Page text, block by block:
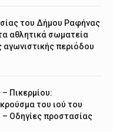
του Δήμου Ραφήνας
αθλητικά σωματεία
αγωνιστικής περιόδου
Πικερμίου:
του ιού του
– Οδηγίες προστασίας